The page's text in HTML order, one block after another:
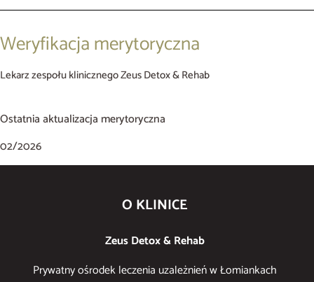
Weryfikacja merytoryczna
Lekarz zespołu klinicznego Zeus Detox & Rehab
Ostatnia aktualizacja merytoryczna
02/2026
O KLINICE
Zeus Detox & Rehab
Prywatny ośrodek leczenia uzależnień w Łomiankach